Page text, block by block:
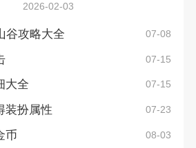
2026-02-03
谷攻略大全 07-08
07-15
大全 07-15
装扮属性 07-23
币 08-03